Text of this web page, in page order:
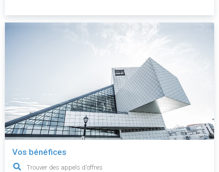
Vos bénéfices
Trouver des appels d'offres